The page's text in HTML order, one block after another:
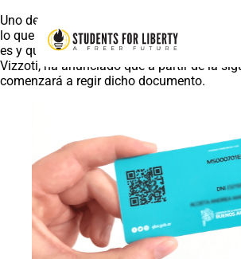
Uno de los temas de esta semana fue el
lo que todos hablamos pero no
es y que función cumple. La actual
Vizzoti, ha anunciado que a partir de la
comenzará a regir dicho documento.